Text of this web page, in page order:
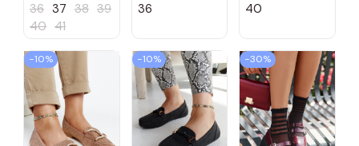
36 37 38 39
40 41
36 40
−10% −10% −30%